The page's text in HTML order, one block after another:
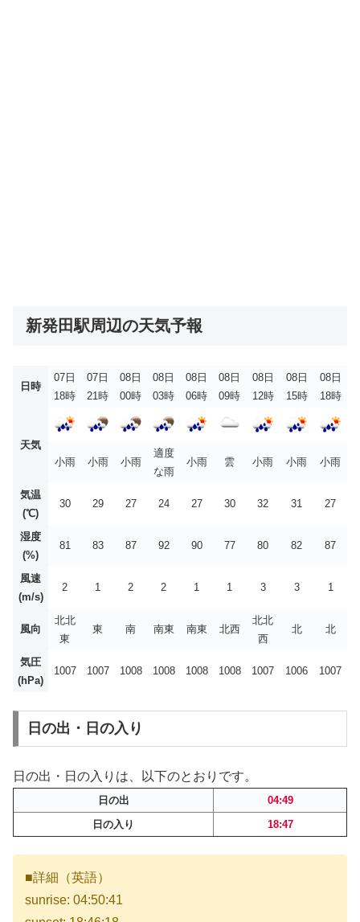
新発田駅周辺の天気予報
日時
07日
18時
07日
21時
08日
00時
08日
03時
08日
06時
08日
09時
08日
12時
08日
15時
08日
18時
天気
小雨
小雨 小雨
適度
な雨
小雨 雲 小雨 小雨 小雨
気温
(℃)
30 29 27 24 27 30 32 31 27
湿度
(%)
81 83 87 92 90 77 80 82 87
風速
(m/s)
2 1 2 2 1 1 3 3 1
風向
北北
東
東 南 南東 南東 北西
北北
西
北 北
気圧
(hPa)
1007 1007 1008 1008 1008 1008 1007 1006 1007
日の出・日の入り
日の出・日の入りは、以下のとおりです。
日の出
04:49
日の入り
18:47
■詳細（英語）
sunrise: 04:50:41